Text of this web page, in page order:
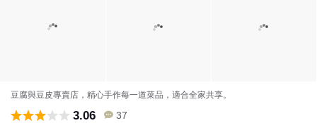
豆腐與豆皮專賣店，精心手作每一道菜品，適合全家共享。
3.06 37